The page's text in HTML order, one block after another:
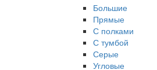
Большие
Прямые
С полками
С тумбой
Серые
Угловые